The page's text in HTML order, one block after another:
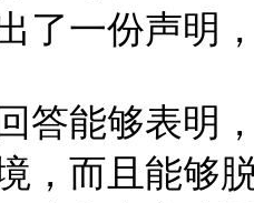
了一份声明
能够表明，
，而且能够